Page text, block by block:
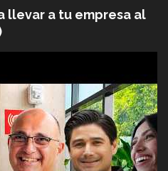
llevar a tu empresa al